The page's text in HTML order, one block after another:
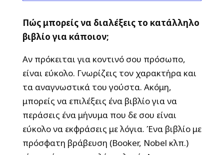
Πώς μπορείς να διαλέξεις το κατάλληλο
βιβλίο για κάποιον;
Αν πρόκειται για κοντινό σου πρόσωπο,
είναι εύκολο. Γνωρίζεις τον χαρακτήρα και
τα αναγνωστικά του γούστα. Ακόμη,
μπορείς να επιλέξεις ένα βιβλίο για να
περάσεις ένα μήνυμα που δε σου είναι
εύκολο να εκφράσεις με λόγια. Ένα βιβλίο με
πρόσφατη βράβευση (Booker, Nobel κλπ.)